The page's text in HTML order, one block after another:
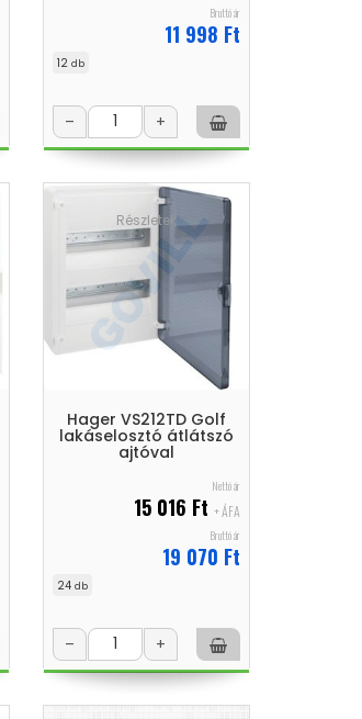
Bruttó ár
11 998 Ft
12 db
– +
Részletek
Hager VS212TD Golf
lakáselosztó átlátszó
ajtóval
Nettó ár
15 016 Ft + ÁFA
Bruttó ár
19 070 Ft
24 db
– +